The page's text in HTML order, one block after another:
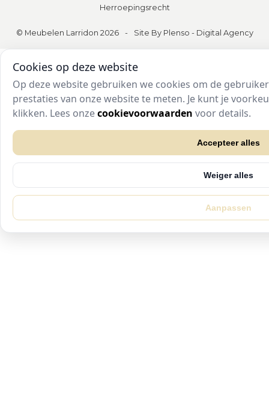
Herroepingsrecht
© Meubelen Larridon 2026 - Site By Plenso - Digital Agency
Cookies op deze website
Op deze website gebruiken we cookies om de
prestaties van onze website te meten. Je kunt je
klikken. Lees onzecookievoorwaarden voor details.
Accepteer alles
Weiger alles
Aanpassen